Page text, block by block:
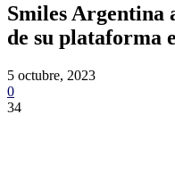
Smiles Argentina
de su plataforma
5 octubre, 2023
0
34